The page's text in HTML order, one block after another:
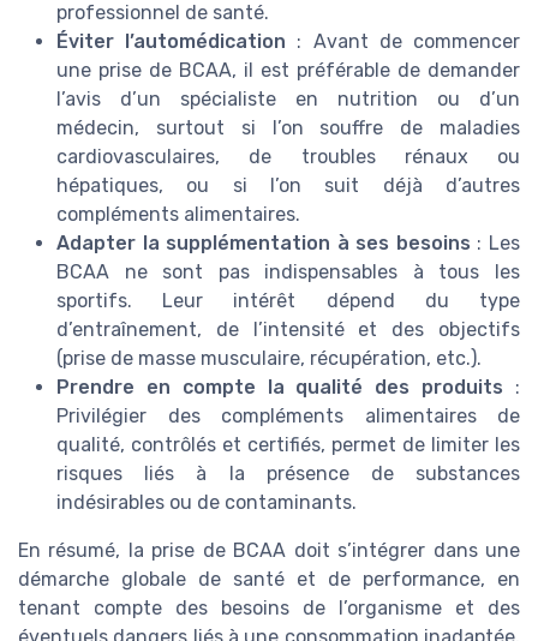
professionnel de santé.
Éviter l’automédication : Avant de commencer
une prise de BCAA, il est préférable de demander
l’avis d’un spécialiste en nutrition ou d’un
médecin, surtout si l’on souffre de maladies
cardiovasculaires, de troubles rénaux ou
hépatiques, ou si l’on suit déjà d’autres
compléments alimentaires.
Adapter la supplémentation à ses besoins : Les
BCAA ne sont pas indispensables à tous les
sportifs. Leur intérêt dépend du type
d’entraînement, de l’intensité et des objectifs
(prise de masse musculaire, récupération, etc.).
Prendre en compte la qualité des produits :
Privilégier des compléments alimentaires de
qualité, contrôlés et certifiés, permet de limiter les
risques liés à la présence de substances
indésirables ou de contaminants.
En résumé, la prise de BCAA doit s’intégrer dans une
démarche globale de santé et de performance, en
tenant compte des besoins de l’organisme et des